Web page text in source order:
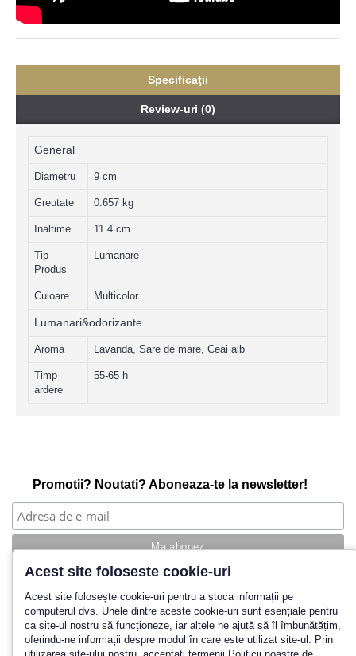
Specificaţii
Review-uri (0)
General
Diametru 9 cm
Greutate 0.657 kg
Inaltime 11.4 cm
Tip
Produs
Lumanare
Culoare Multicolor
Lumanari&odorizante
Aroma Lavanda, Sare de mare, Ceai alb
Timp
ardere
55-65 h
Promotii? Noutati? Aboneaza-te la newsletter!
Povestea noastra
Cum cumpar?
Termeni si conditii
Politica de retur
Acest site foloseste cookie-uri
Acest site folosește cookie-uri pentru a stoca informații pe
computerul dvs. Unele dintre aceste cookie-uri sunt esențiale pentru
ca site-ul nostru să funcționeze, iar altele ne ajută să îl îmbunătățim,
oferindu-ne informații despre modul în care este utilizat site-ul. Prin